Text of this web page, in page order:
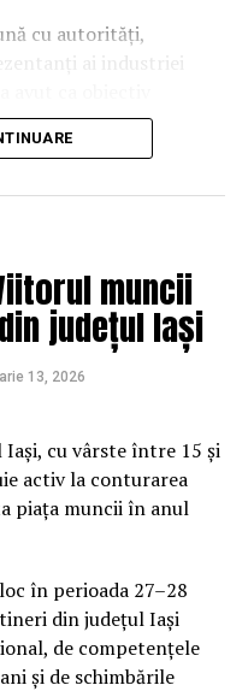
cu autorități,
ai industriei
într-o experiență
larg.
mai
din România continuă
de educație și
persoane au fost
mai mult de 1.300 și-
Prudent! Alege
informația teoretică
și demonstrații
concret
muncii
județul Iași
13, 2026
cu vârste între 15 și
activ la conturarea
piața muncii în anul
în perioada 27–28
din județul Iași
de competențele
și de schimbările